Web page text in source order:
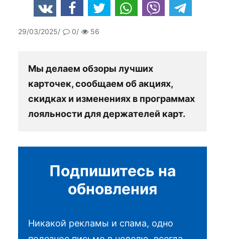
29/03/2025 0 56
Мы делаем обзоры лучших
карточек, сообщаем об акциях,
скидках и изменениях в программах
лояльности для держателей карт.
Подпишитесь на
обновления
Никакой рекламы и спама, одно